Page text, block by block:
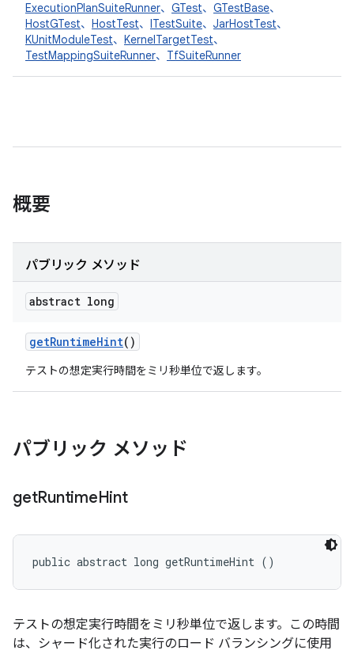
ExecutionPlanSuiteRunner、 GTest、 GTestBase、
HostGTest、 HostTest、 ITestSuite、 JarHostTest、
KUnitModuleTest、 KernelTargetTest、
TestMappingSuiteRunner、 TfSuiteRunner
概要
パブリック メソッド
abstract long
getRuntimeHint()
テストの想定実行時間をミリ秒単位で返します。
パブリック メソッド
getRuntimeHint
public abstract long getRuntimeHint ()
テストの想定実行時間をミリ秒単位で返します。この時間
は、シャード化された実行のロード バランシングに使用